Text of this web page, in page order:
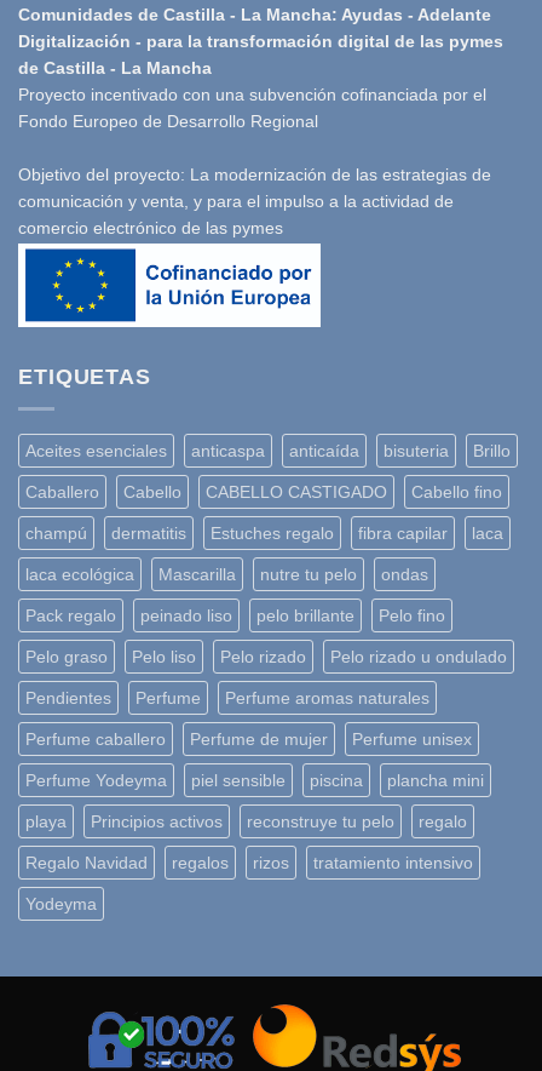
Comunidades de Castilla - La Mancha: Ayudas - Adelante
Digitalización - para la transformación digital de las pymes
de Castilla - La Mancha
Proyecto incentivado con una subvención cofinanciada por el
Fondo Europeo de Desarrollo Regional
Objetivo del proyecto: La modernización de las estrategias de
comunicación y venta, y para el impulso a la actividad de
comercio electrónico de las pymes
ETIQUETAS
Aceites esenciales anticaspa anticaída bisuteria Brillo
Caballero Cabello CABELLO CASTIGADO Cabello fino
champú dermatitis Estuches regalo fibra capilar laca
laca ecológica Mascarilla nutre tu pelo ondas
Pack regalo peinado liso pelo brillante Pelo fino
Pelo graso Pelo liso Pelo rizado Pelo rizado u ondulado
Pendientes Perfume Perfume aromas naturales
Perfume caballero Perfume de mujer Perfume unisex
Perfume Yodeyma piel sensible piscina plancha mini
playa Principios activos reconstruye tu pelo regalo
Regalo Navidad regalos rizos tratamiento intensivo
Yodeyma